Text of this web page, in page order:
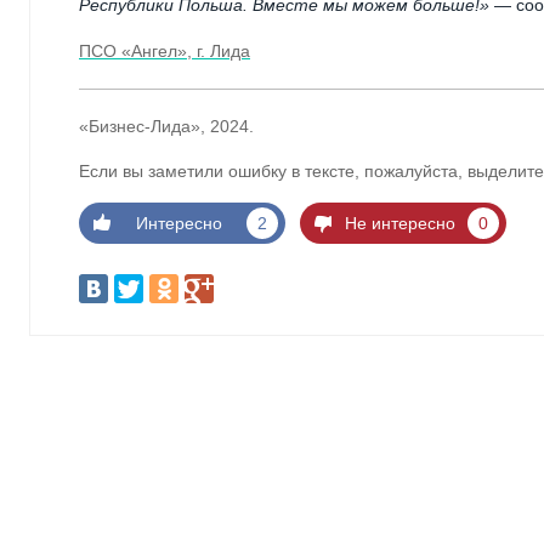
Республики Польша. Вместе мы можем больше!» —
ПСО «Ангел», г. Лида
«Бизнес-Лида», 2024.
Если вы заметили ошибку в тексте, пожалуйста,
Интересно 2 Не интересно 0